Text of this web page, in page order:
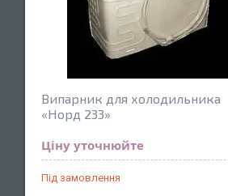
Випарник для холодильника
«Норд 233»
Ціну уточнюйте
Під замовлення